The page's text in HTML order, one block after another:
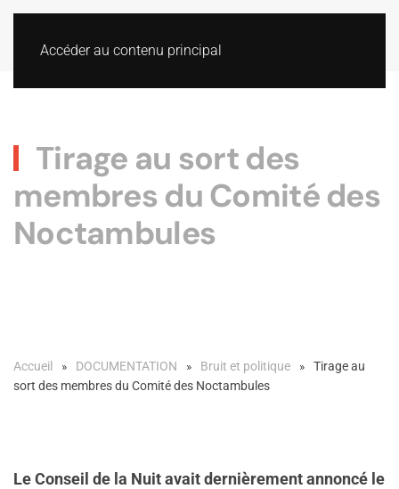
Accéder au contenu principal
Tirage au sort des
membres du Comité des
Noctambules
Accueil DOCUMENTATION Bruit et politique
Tirage au
sort des membres du Comité des Noctambules
Le Conseil de la Nuit avait dernièrement annoncé le